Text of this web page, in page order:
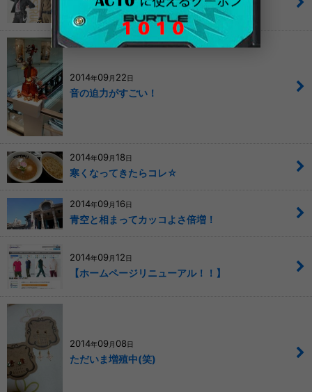
かっこいい作業服！
2014年09月 22 日
音の迫力がすごい！
2014年09月 18 日
寒くなってきたらコレ☆
2014年09月 16 日
青空と相まってカッコよさ倍増！
2014年09月 12日
【ホームページリニューアル！！】
2014年09月 08 日
ただいま増殖中(笑)